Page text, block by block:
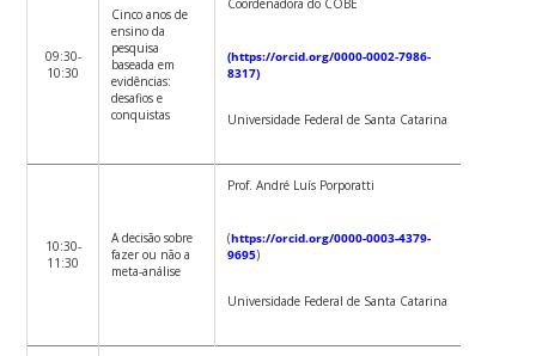
09:30-
10:30
Cinco anos de
ensino da
pesquisa
baseada em
evidências:
desafios e
conquistas
(https://orcid.org/0000-0002-7986-
8317)
Universidade Federal de Santa Catarina
10:30-
11:30
A decisão sobre
fazer ou não a
meta-análise
Prof. André Luís Porporatti
(https://orcid.org/0000-0003-4379-
9695)
Universidade Federal de Santa Catarina